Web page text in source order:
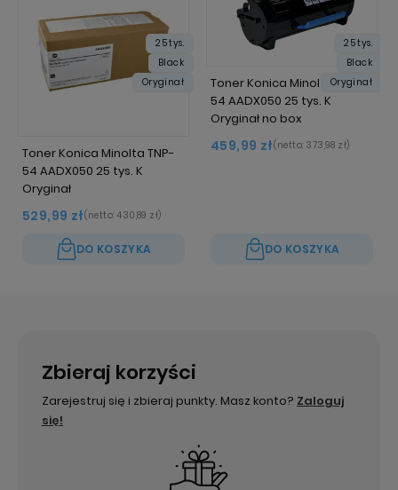
25 tys.
Black
Oryginał
Toner Konica Minolta TNP-
54 AADX050 25 tys. K
Oryginał
529,99 zł(netto: 430,89 zł)
DO KOSZYKA
25 tys.
Black
Oryginał
Toner Konica Minolta TNP-
54 AADX050 25 tys. K
Oryginał no box
459,99 zł(netto: 373,98 zł)
DO KOSZYKA
Zbieraj korzyści
Zarejestruj się i zbieraj punkty. Masz konto? Zaloguj
się!